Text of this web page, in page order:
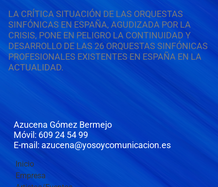
LA CRÍTICA SITUACIÓN DE LAS ORQUESTAS
SINFÓNICAS EN ESPAÑA, AGUDIZADA POR LA
CRISIS, PONE EN PELIGRO LA CONTINUIDAD Y
DESARROLLO DE LAS 26 ORQUESTAS SINFÓNICAS
PROFESIONALES EXISTENTES EN ESPAÑA EN LA
ACTUALIDAD.
Azucena Gómez Bermejo
Móvil: 609 24 54 99
E-mail: azucena@yosoycomunicacion.es
Inicio
Empresa